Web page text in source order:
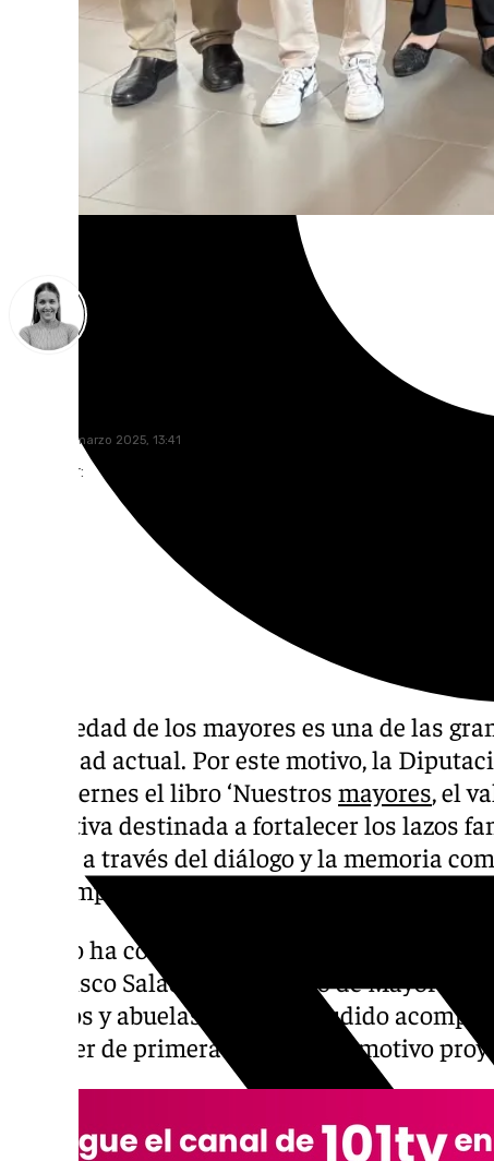
viernes, 14 marzo 2025, 13:41
Compartir:
La soledad de los mayores es una de las
sociedad actual. Por este motivo, la
este viernes el libro ‘Nuestros mayores, el
iniciativa destinada a fortalecer los lazos
nietos a través del diálogo y la memoria
para impulsar este diálogo
El acto ha contado con la presencia del
Francisco Salado, el diputado de Mayores,
abuelos y abuelas que han acudido
conocer de primera mano este emotivo